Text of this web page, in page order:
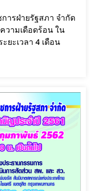
รฝ่ายรัฐสภา จำกัด
วามเดือดร้อน ใน
ยะเวลา 4 เดือน